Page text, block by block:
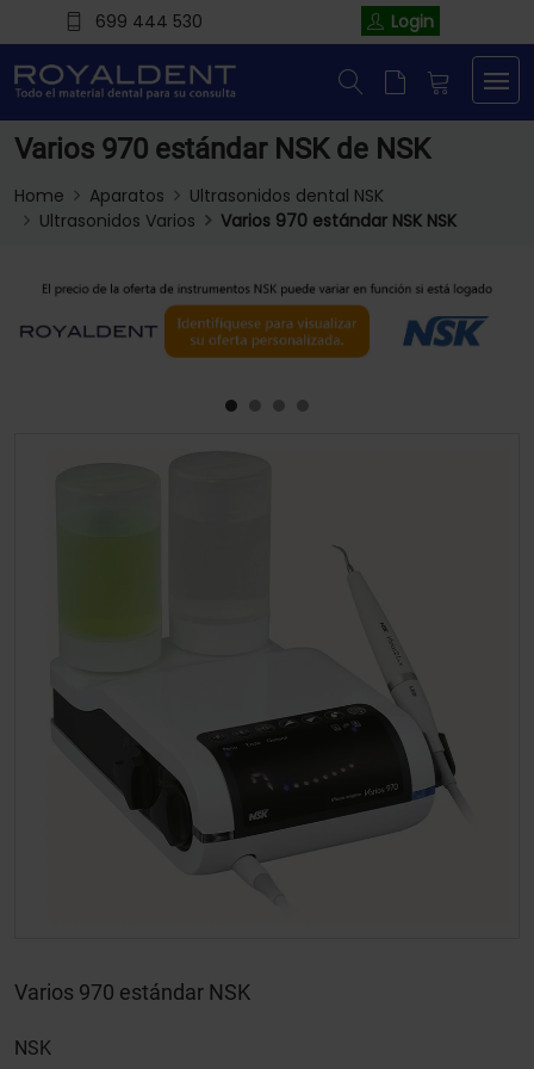
699 444 530 Login
Varios 970 estándar NSK de NSK
Home Aparatos
Ultrasonidos dental NSK
Ultrasonidos Varios
Varios 970 estándar NSK NSK
Varios 970 estándar NSK
NSK